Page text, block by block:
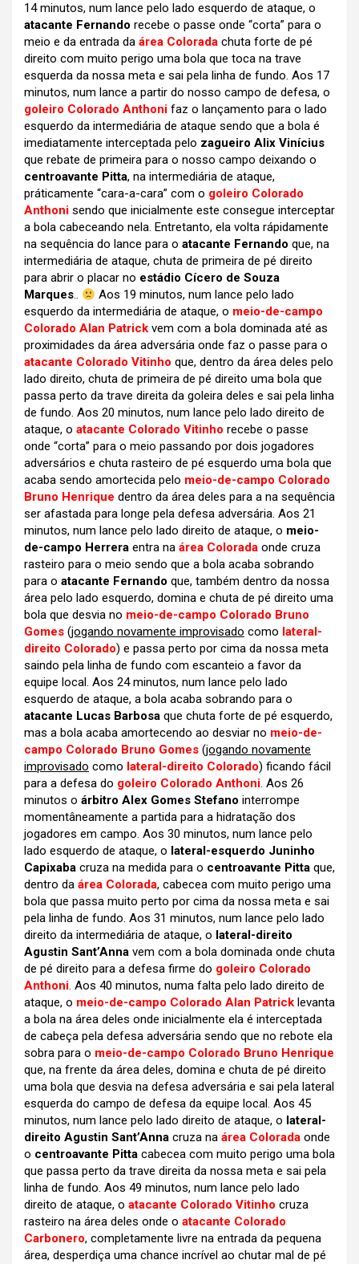
14 minutos, num lance pelo lado esquerdo de ataque, o
atacante Fernando recebe o passe onde “corta” para o
meio e da entrada da área Colorada chuta forte de pé
direito com muito perigo uma bola que toca na trave
esquerda da nossa meta e sai pela linha de fundo. Aos 17
minutos, num lance a partir do nosso campo de defesa, o
goleiro Colorado Anthoni faz o lançamento para o lado
esquerdo da intermediária de ataque sendo que a bola é
imediatamente interceptada pelo zagueiro Alix Vinícius
que rebate de primeira para o nosso campo deixando o
centroavante Pitta, na intermediária de ataque,
práticamente “cara-a-cara” com o goleiro Colorado
Anthoni sendo que inicialmente este consegue interceptar
a bola cabeceando nela. Entretanto, ela volta rápidamente
na sequência do lance para o atacante Fernando que, na
intermediária de ataque, chuta de primeira de pé direito
para abrir o placar no estádio Cícero de Souza
Marques..
Aos 19 minutos, num lance pelo lado
esquerdo da intermediária de ataque, o meio-de-campo
Colorado Alan Patrick vem com a bola dominada até as
proximidades da área adversária onde faz o passe para o
atacante Colorado Vitinho que, dentro da área deles pelo
lado direito, chuta de primeira de pé direito uma bola que
passa perto da trave direita da goleira deles e sai pela linha
de fundo. Aos 20 minutos, num lance pelo lado direito de
ataque, o atacante Colorado Vitinho recebe o passe
onde “corta” para o meio passando por dois jogadores
adversários e chuta rasteiro de pé esquerdo uma bola que
acaba sendo amortecida pelo meio-de-campo Colorado
Bruno Henrique dentro da área deles para a na sequência
ser afastada para longe pela defesa adversária. Aos 21
minutos, num lance pelo lado direito de ataque, o meio-
de-campo Herrera entra na área Colorada onde cruza
rasteiro para o meio sendo que a bola acaba sobrando
para o atacante Fernando que, também dentro da nossa
área pelo lado esquerdo, domina e chuta de pé direito uma
bola que desvia no meio-de-campo Colorado Bruno
Gomes (jogando novamente improvisado como lateral-
direito Colorado) e passa perto por cima da nossa meta
saindo pela linha de fundo com escanteio a favor da
equipe local. Aos 24 minutos, num lance pelo lado
esquerdo de ataque, a bola acaba sobrando para o
atacante Lucas Barbosa que chuta forte de pé esquerdo,
mas a bola acaba amortecendo ao desviar no meio-de-
campo Colorado Bruno Gomes (jogando novamente
improvisado como lateral-direito Colorado) ficando fácil
para a defesa do goleiro Colorado Anthoni. Aos 26
minutos o árbitro Alex Gomes Stefano interrompe
momentâneamente a partida para a hidratação dos
jogadores em campo. Aos 30 minutos, num lance pelo
lado esquerdo de ataque, o lateral-esquerdo Juninho
Capixaba cruza na medida para o centroavante Pitta que,
dentro da área Colorada, cabecea com muito perigo uma
bola que passa muito perto por cima da nossa meta e sai
pela linha de fundo. Aos 31 minutos, num lance pelo lado
direito da intermediária de ataque, o lateral-direito
Agustin Sant’Anna vem com a bola dominada onde chuta
de pé direito para a defesa firme do goleiro Colorado
Anthoni. Aos 40 minutos, numa falta pelo lado direito de
ataque, o meio-de-campo Colorado Alan Patrick levanta
a bola na área deles onde inicialmente ela é interceptada
de cabeça pela defesa adversária sendo que no rebote ela
sobra para o meio-de-campo Colorado Bruno Henrique
que, na frente da área deles, domina e chuta de pé direito
uma bola que desvia na defesa adversária e sai pela lateral
esquerda do campo de defesa da equipe local. Aos 45
minutos, num lance pelo lado direito de ataque, o lateral-
direito Agustin Sant’Anna cruza na área Colorada onde
o centroavante Pitta cabecea com muito perigo uma bola
que passa perto da trave direita da nossa meta e sai pela
linha de fundo. Aos 49 minutos, num lance pelo lado
direito de ataque, o atacante Colorado Vitinho cruza
rasteiro na área deles onde o atacante Colorado
Carbonero, completamente livre na entrada da pequena
área, desperdiça uma chance incrível ao chutar mal de pé